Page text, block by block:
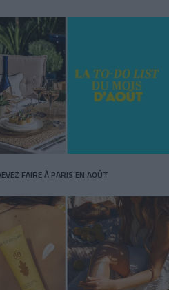
FAIRE À PARIS EN AOÛT